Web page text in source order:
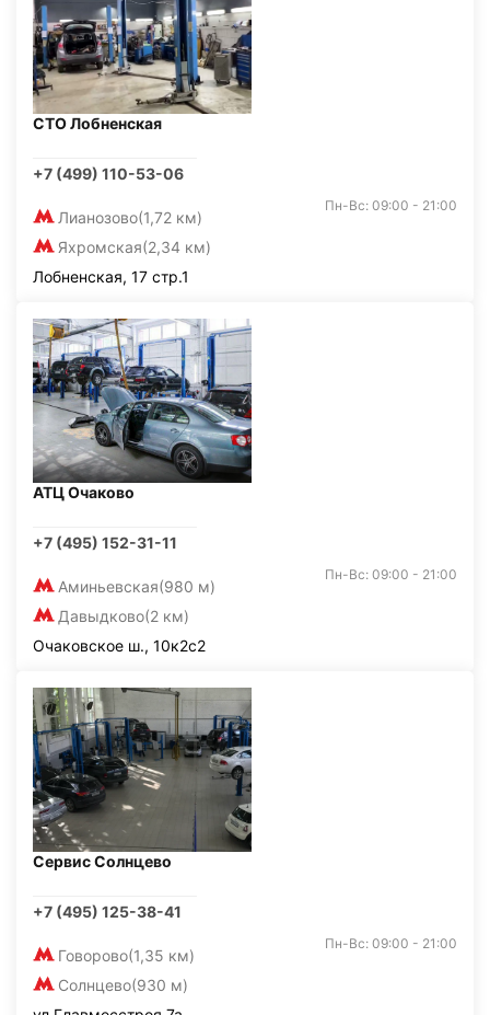
СТО Лобненская
+7 (499) 110-53-06
Лианозово(1,72 км)
Яхромская(2,34 км)
Пн-Вс: 09:00 - 21:00
Лобненская, 17 стр.1
АТЦ Очаково
+7 (495) 152-31-11
Аминьевская(980 м)
Давыдково(2 км)
Пн-Вс: 09:00 - 21:00
Очаковское ш., 10к2с2
Сервис Солнцево
+7 (495) 125-38-41
Говорово(1,35 км)
Солнцево(930 м)
Пн-Вс: 09:00 - 21:00